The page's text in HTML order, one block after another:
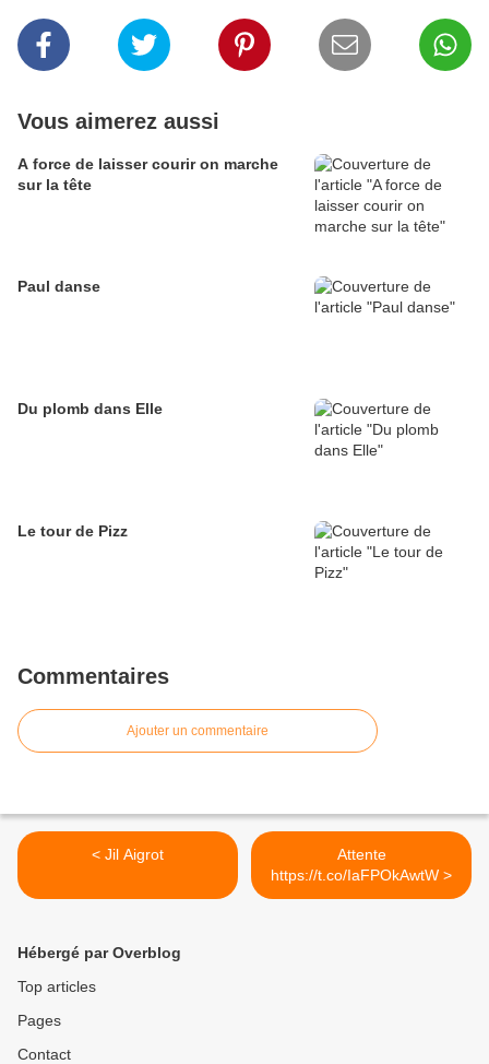
Vous aimerez aussi
A force de laisser courir on marche
sur la tête
Paul danse
Du plomb dans Elle
Le tour de Pizz
Commentaires
Ajouter un commentaire
< Jil Aigrot
Attente
https://t.co/IaFPOkAwtW >
Hébergé par Overblog
Top articles
Pages
Contact